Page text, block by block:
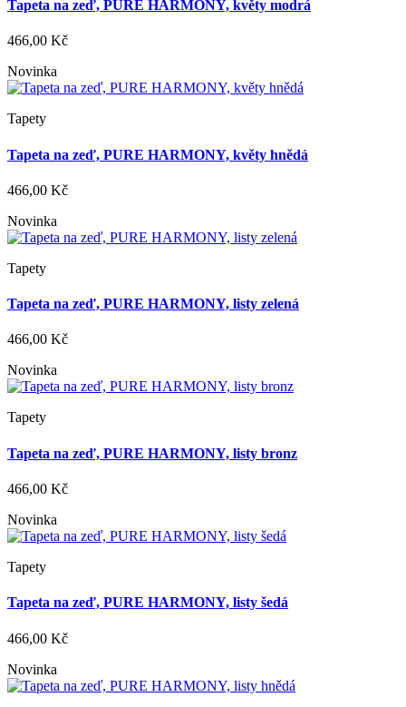
Tapeta na zeď, PURE HARMONY, květy modrá
466,00 Kč
Novinka
Tapety
Tapeta na zeď, PURE HARMONY, květy hnědá
466,00 Kč
Novinka
Tapety
Tapeta na zeď, PURE HARMONY, listy zelená
466,00 Kč
Novinka
Tapety
Tapeta na zeď, PURE HARMONY, listy bronz
466,00 Kč
Novinka
Tapety
Tapeta na zeď, PURE HARMONY, listy šedá
466,00 Kč
Novinka